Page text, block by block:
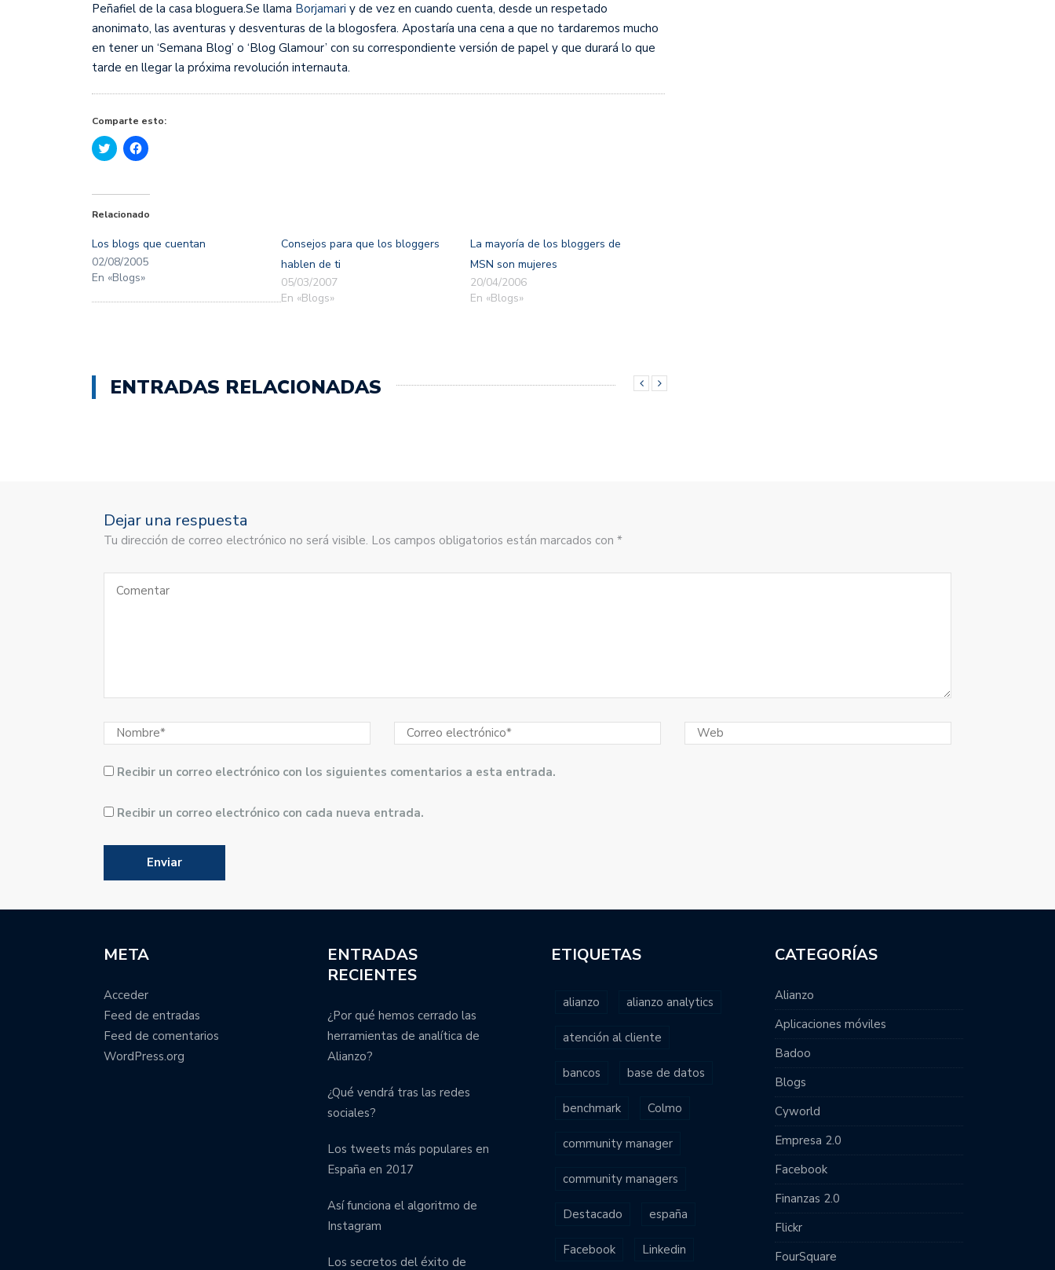
Peñafiel de la casa bloguera.Se llama Borjamari y de vez en cuando cuenta, desde un respetado
anonimato, las aventuras y desventuras de la blogosfera. Apostaría una cena a que no tardaremos mucho
en tener un ‘Semana Blog’ o ‘Blog Glamour’ con su correspondiente versión de papel y que durará lo que
tarde en llegar la próxima revolución internauta.
Comparte esto:
Haz
clic
Twitter
abre
una
ventana
nueva)
Haz
clic
Facebook
abre
ventana
nueva)
Relacionado
Los blogs que cuentan
02/08/2005
En «Blogs»
Consejos para que los bloggers
hablen de ti
05/03/2007
En «Blogs»
La mayoría de los bloggers de
MSN son mujeres
20/04/2006
En «Blogs»
ENTRADAS RELACIONADAS
Dejar una respuesta
Tu dirección de correo electrónico no será visible. Los campos obligatorios están marcados con *
Recibir un correo electrónico con los siguientes comentarios a esta entrada.
Recibir un correo electrónico con cada nueva entrada.
META
Acceder
Feed de entradas
Feed de comentarios
WordPress.org
ENTRADAS
RECIENTES
¿Por qué hemos cerrado las
herramientas de analítica de
Alianzo?
¿Qué vendrá tras las redes
sociales?
Los tweets más populares en
España en 2017
Así funciona el algoritmo de
Instagram
Los secretos del éxito de
ETIQUETAS
alianzo alianzo analytics
atención al cliente
bancos base de datos
benchmark Colmo
community manager
community managers
Destacado españa
Facebook Linkedin
CATEGORÍAS
Alianzo
Aplicaciones móviles
Badoo
Blogs
Cyworld
Empresa 2.0
Facebook
Finanzas 2.0
Flickr
FourSquare